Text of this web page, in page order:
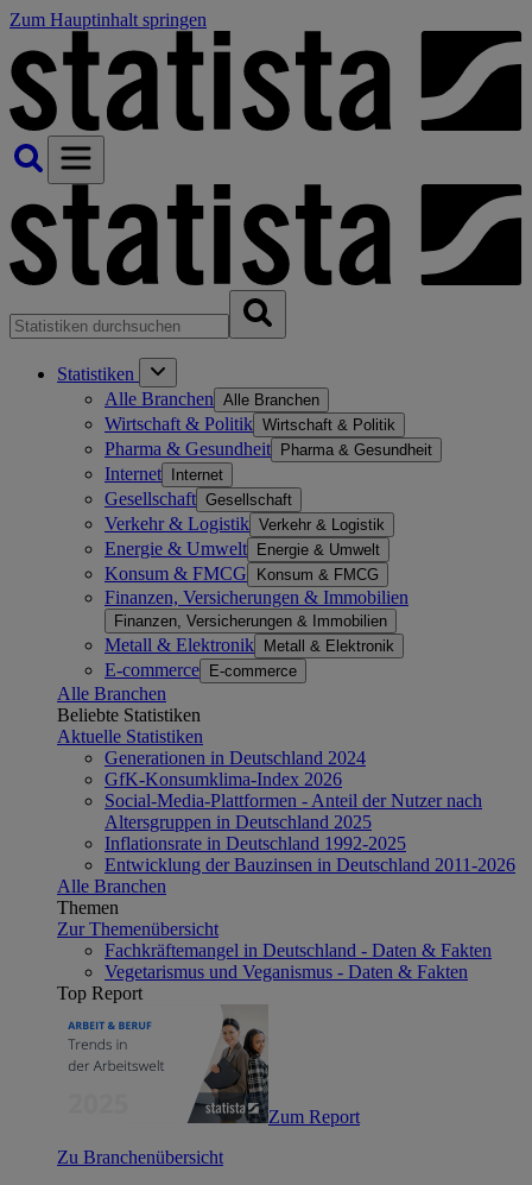
Zum Hauptinhalt springen
Statistiken
Alle Branchen Alle Branchen
Wirtschaft & Politik Wirtschaft & Politik
Pharma & Gesundheit Pharma & Gesundheit
Internet Internet
Gesellschaft Gesellschaft
Verkehr & Logistik Verkehr & Logistik
Energie & Umwelt Energie & Umwelt
Konsum & FMCG Konsum & FMCG
Finanzen, Versicherungen & Immobilien
Finanzen, Versicherungen & Immobilien
Metall & Elektronik Metall & Elektronik
E-commerce E-commerce
Alle Branchen
Beliebte Statistiken
Aktuelle Statistiken
Generationen in Deutschland 2024
GfK-Konsumklima-Index 2026
Social-Media-Plattformen - Anteil der Nutzer nach
Altersgruppen in Deutschland 2025
Inflationsrate in Deutschland 1992-2025
Entwicklung der Bauzinsen in Deutschland 2011-2026
Alle Branchen
Themen
Zur Themenübersicht
Fachkräftemangel in Deutschland - Daten & Fakten
Vegetarismus und Veganismus - Daten & Fakten
Top Report
Zum Report
Zu Branchenübersicht